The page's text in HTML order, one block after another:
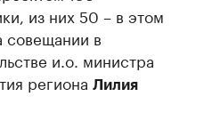
из них 50 – в этом
совещании в
и.о. министра
региона Лилия